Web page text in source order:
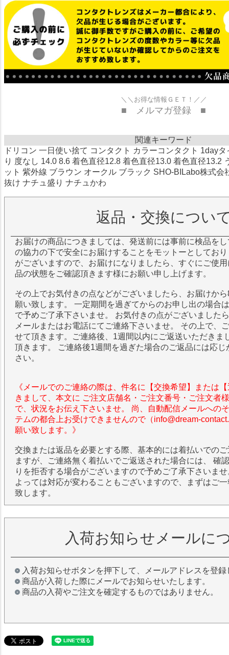
＼＼お得な情報ＧＥＴ！／／
■ メルマガ登録 ■
関連キーワード
ドリコン 一日使い捨て コンタクト カラーコンタクト 1day
り 度なし 14.0 8.6 着色直径12.8 着色直径13.0 着色直径13.2
ット 紫外線 ブラウン オークル ブラック SHO-BILabo株式会
抜け ナチュ盛り ナチュかわ
返品・交換につい
お届けの商品につきましては、発送前には事前に検品を
の協力の下で安全にお届けすることをモットーとしてお
がございますので、お届けになりましたら、すぐにご使
品の状態をご確認頂きます様にお願い申し上げます。
その上でお気付きの点などがございましたら、お届けか
願い致します。 一定期間を過ぎてからのお申し出の場合
で予めご了承下さいませ。 お気付きの点がございました
メールまたはお電話にてご連絡下さいませ。 その上で、
せて頂きます。ご連絡後、1週間以内にご返送いただきま
頂きます。 ご連絡後1週間を過ぎた場合のご返品には応
さい。
《メールでのご連絡の際は、件名に【交換希望】または
きまして、本文に ご注文店舗名・ご注文番号・ご注文者
で、状況をお伝え下さいませ。 尚、自動配信メールへの
テムの都合上お受けできませんので（info@dream-
願い致します。》
交換または返品を必要とする際、基本的には着払いでの
ますが、ご連絡無く着払いでご返送された場合には、 確
りを拒否する場合がございますので予めご了承下さいま
よっては対応が変わることもございますので、まずはご
致します。
入荷お知らせメールに
入荷お知らせボタンを押下して、メールアドレスを登
商品が入荷した際にメールでお知らせいたします。
商品の入荷やご注文を確定するものではありません。